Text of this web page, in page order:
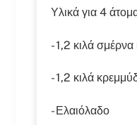
Υλικά για 4
- 1,2 κιλά
- 1,2 κιλά
- Ελαιόλαδο